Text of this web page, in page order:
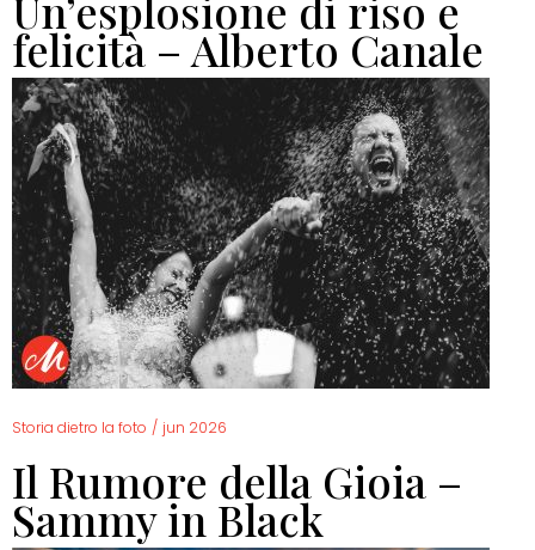
felicità – Alberto Canale
Storia dietro la foto / jun 2026
Il Rumore della Gioia –
Sammy in Black